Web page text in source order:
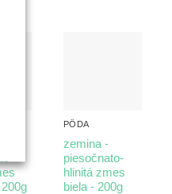
PÔDA
zemina -
piesočnato-
hlinitá zmes
biela - 200g